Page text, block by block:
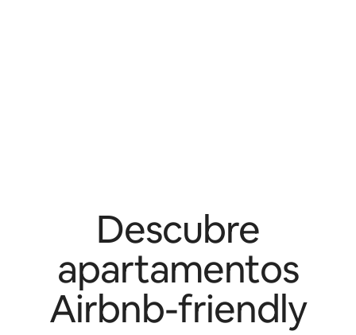
Descubre
apartamentos
Airbnb-friendly